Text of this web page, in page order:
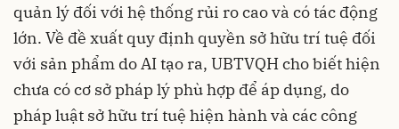
quản lý đối với hệ thống rủi ro cao và có tác động
lớn. Về đề xuất quy định quyền sở hữu trí tuệ đối
với sản phẩm do AI tạo ra, UBTVQH cho biết hiện
chưa có cơ sở pháp lý phù hợp để áp dụng, do
pháp luật sở hữu trí tuệ hiện hành và các công